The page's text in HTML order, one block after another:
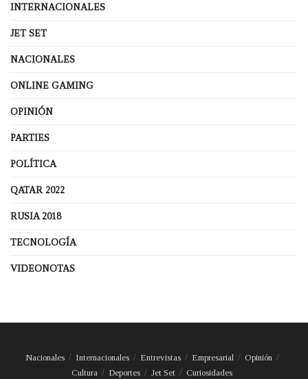
INTERNACIONALES
JET SET
NACIONALES
ONLINE GAMING
OPINIÓN
PARTIES
POLÍTICA
QATAR 2022
RUSIA 2018
TECNOLOGÍA
VIDEONOTAS
Nacionales Internacionales Entrevistas Empresarial
Opinión
Cultura
Deportes Jet Set Curiosidades